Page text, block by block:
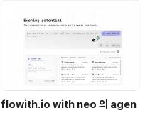
flowith.io with neo 의 agen